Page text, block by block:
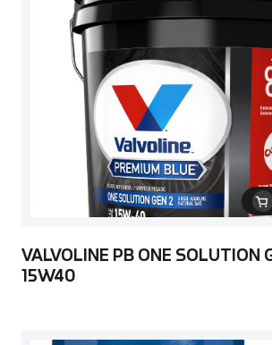
VALVOLINE PB ONE SOLUTION
15W40